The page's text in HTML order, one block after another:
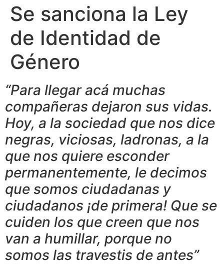
Se sanciona la Ley
de Identidad de
Género
“Para llegar acá muchas
compañeras dejaron sus vidas.
Hoy, a la sociedad que nos dice
negras, viciosas, ladronas, a la
que nos quiere esconder
permanentemente, le decimos
que somos ciudadanas y
ciudadanos ¡de primera! Que se
cuiden los que creen que nos
van a humillar, porque no
somos las travestis de antes”